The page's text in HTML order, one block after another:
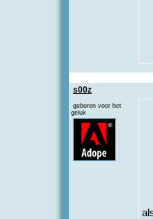
s00z
geboren voor het
geluk